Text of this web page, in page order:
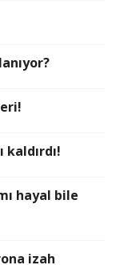
kaldırdı!
hayal bile
izah